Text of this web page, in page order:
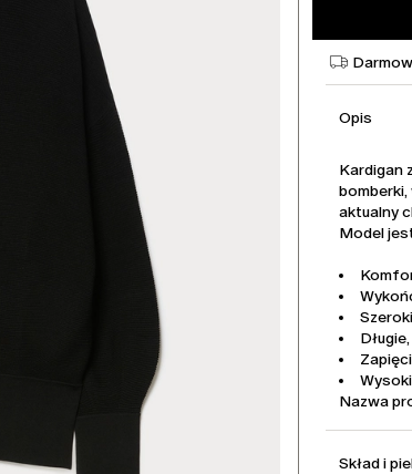
Opis
Kardigan
aktualny
Model
Nazwa
Skład i